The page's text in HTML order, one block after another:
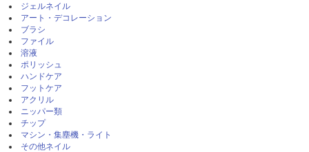
ジェルネイル
アート・デコレーション
ブラシ
ファイル
溶液
ポリッシュ
ハンドケア
フットケア
アクリル
ニッパー類
チップ
マシン・集塵機・ライト
その他ネイル